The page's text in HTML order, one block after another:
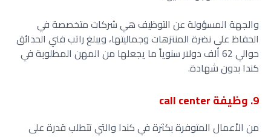
والجهة المسؤولة عن التوظيف هي شركات متخصصة في
الحفاظ على نضرة المنتزهات وجماليتها، ويبلغ راتب فني الحدائق
حوالي 62 ألف دولار سنوياً ما يجعلها من المهن المطلوبة في
كندا بدون شهادة.
9. وظيفة call center
من الأعمال المتوفرة بكثرة في كندا والتي تتطلب قدرة على